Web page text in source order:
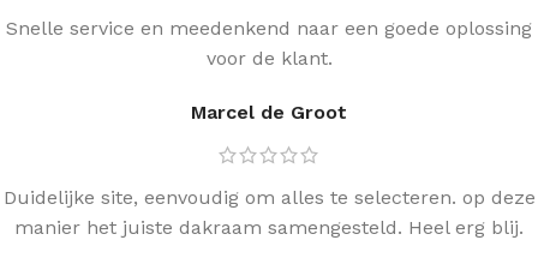
Snelle service en meedenkend naar een goede oplossing
voor de klant.
Marcel de Groot
Duidelijke site, eenvoudig om alles te selecteren. op deze
manier het juiste dakraam samengesteld. Heel erg blij.